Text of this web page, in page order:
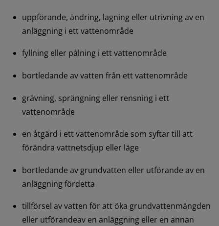
uppförande, ändring, lagning eller utrivning av en
anläggning i ett vattenområde
fyllning eller pålning i ett vattenområde
bortledande av vatten från ett vattenområde
grävning, sprängning eller rensning i ett
vattenområde
en åtgärd i ett vattenområde som syftar till att
förändra vattnetsdjup eller läge
bortledande av grundvatten eller utförande av en
anläggning fördetta
tillförsel av vatten för att öka grundvattenmängden
eller utförandeav en anläggning eller en annan